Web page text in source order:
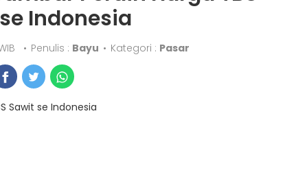
Indonesia
• Penulis : Bayu • Kategori : Pasar